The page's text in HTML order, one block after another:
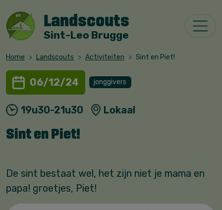
Landscouts
Sint-Leo Brugge
Home Landscouts Activiteiten Sint en Piet!
06/12/24 jonggivers
19u30-21u30 Lokaal
Sint en Piet!
De sint bestaat wel, het zijn niet je mama en
papa! groetjes, Piet!